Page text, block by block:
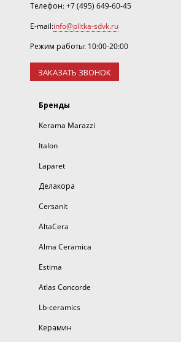
Телефон:+7 (495) 649-60-45
E-mail:info@plitka-sdvk.ru
Режим работы: 10:00-20:00
ЗАКАЗАТЬ ЗВОНОК
Бренды
Kerama Marazzi
Italon
Laparet
Делакора
Cersanit
AltaCera
Alma Ceramica
Estima
Atlas Concorde
Lb-ceramics
Керамин